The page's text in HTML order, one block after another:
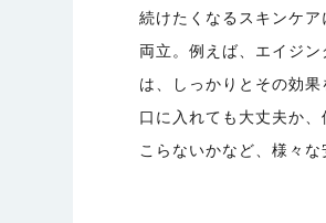
続けたくなるスキンケ
両立。例えば、エイジ
は、しっかりとその効
口に入れても大丈夫か
こらないかなど、様々な